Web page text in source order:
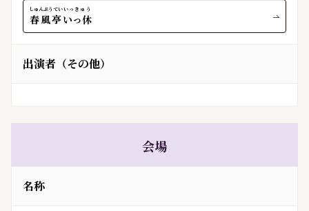
春風亭
しゅんぷうてい
いっ休
いっきゅう
出演者（その他）
会場
名称